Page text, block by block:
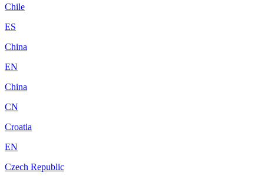
Chile
ES
China
EN
China
CN
Croatia
EN
Czech Republic